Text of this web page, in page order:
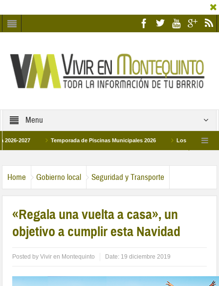
Menu
Temporada de Piscinas Municipales 2026 Los Campus de
Home Gobierno local Seguridad y Transporte
«Regala una vuelta a casa», un
objetivo a cumplir esta Navidad
Posted byVivir en Montequinto Date: 19 diciembre 2019